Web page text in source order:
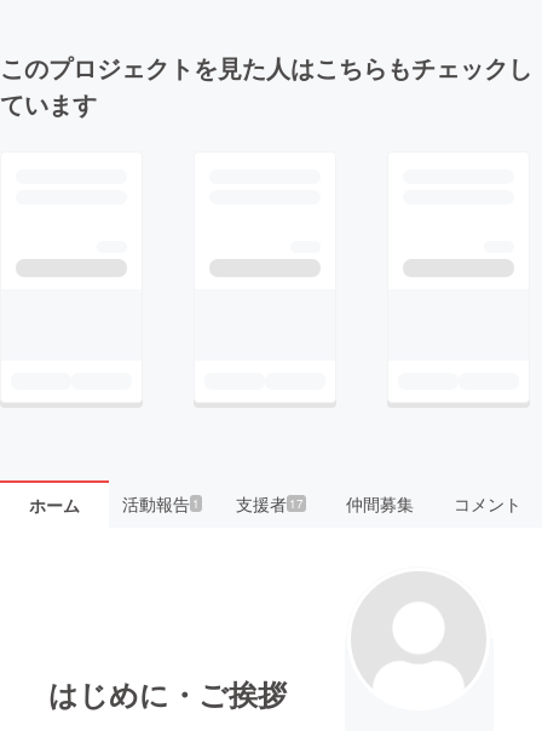
このプロジェクトを見た人はこちらもチェックし
ています
ホーム 活動報告1 支援者 17 仲間募集 コメント
はじめに・ご挨拶